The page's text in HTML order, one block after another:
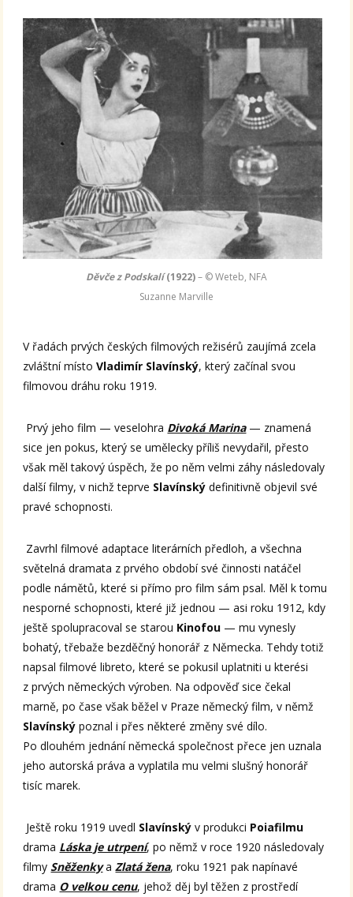
Děvče z Podskalí(1922)– © Weteb, NFA
Suzanne Marville
V řadách prvých českých filmových režisérů zaujímá zcela
zvláštní místoVladimír Slavínský, který začínal svou
filmovou dráhu roku 1919.
Prvý jeho film — veselohra Divoká Marina— znamená
sice jen pokus, který se umělecky příliš nevydařil, přesto
však měl takový úspěch, že po něm velmi záhy následovaly
další filmy, v nichž teprve Slavínský definitivně objevil své
pravé schopnosti.
Zavrhl filmové adaptace literárních předloh, a všechna
světelná dramata z prvého období své činnosti natáčel
podle námětů, které si přímo pro film sám psal. Měl k tomu
nesporné schopnosti, které již jednou — asi roku 1912, kdy
ještě spolupracoval se starou Kinofou — mu vynesly
bohatý, třebaže bezděčný honorář z Německa. Tehdy totiž
napsal filmové libreto, které se pokusil uplatniti u kterési
z prvých německých výroben. Na odpověď sice čekal
marně, po čase však běžel v Praze německý film, v němž
Slavínský poznal i přes některé změny své dílo.
Po dlouhém jednání německá společnost přece jen uznala
jeho autorská práva a vyplatila mu velmi slušný honorář
tisíc marek.
Ještě roku 1919 uvedl Slavínský v produkci Poiafilmu
drama Láska je utrpení, po němž v roce 1920 následovaly
filmy SněženkyaZlatá žena, roku 1921 pak napínavé
drama O velkou cenu, jehož děj byl těžen z prostředí